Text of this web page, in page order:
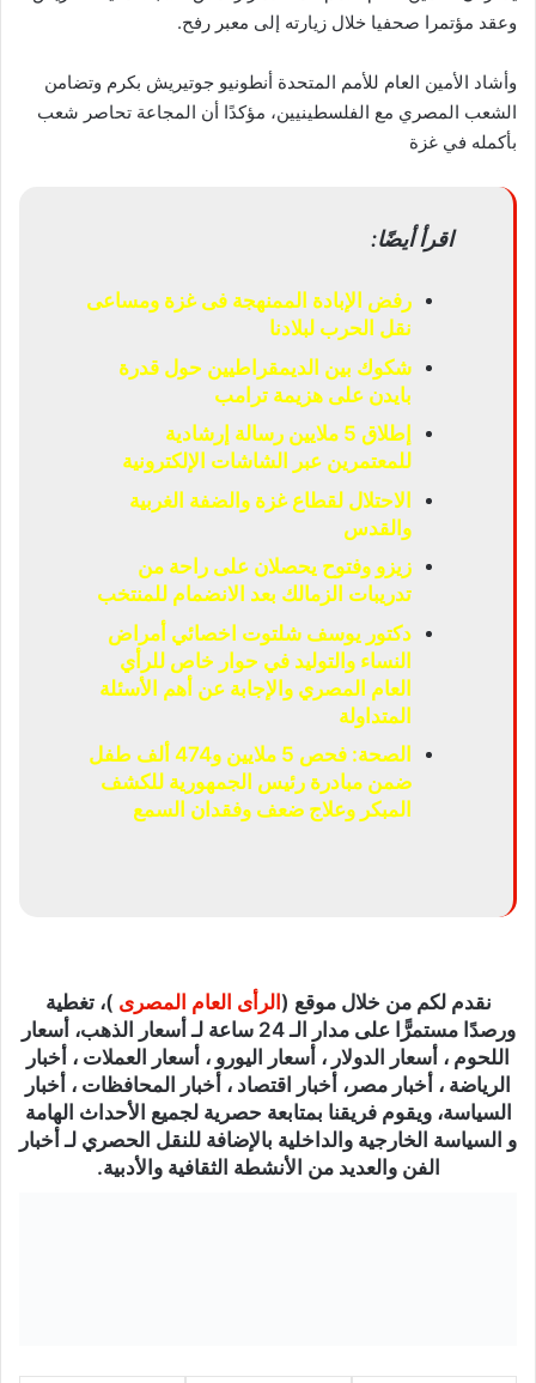
وعقد مؤتمرا صحفيا خلال زيارته إلى معبر رفح.
وأشاد الأمين العام للأمم المتحدة أنطونيو جوتيريش بكرم وتضامن
الشعب المصري مع الفلسطينيين، مؤكدًا أن المجاعة تحاصر شعب
بأكمله في غزة
اقرأ أيضًا:
رفض الإبادة الممنهجة فى غزة ومساعى
نقل الحرب لبلادنا
شكوك بين الديمقراطيين حول قدرة
بايدن على هزيمة ترامب
إطلاق 5 ملايين رسالة إرشادية
للمعتمرين عبر الشاشات الإلكترونية
الاحتلال لقطاع غزة والضفة الغربية
والقدس
زيزو وفتوح يحصلان على راحة من
تدريبات الزمالك بعد الانضمام للمنتخب
دكتور يوسف شلتوت اخصائي أمراض
النساء والتوليد في حوار خاص للرأي
العام المصري والإجابة عن أهم الأسئلة
المتداولة
الصحة: فحص 5 ملايين و474 ألف طفل
ضمن مبادرة رئيس الجمهورية للكشف
المبكر وعلاج ضعف وفقدان السمع
نقدم لكم من خلال موقع ( الرأى العام المصرى )، تغطية
ورصدًا مستمرًّا على مدار الـ 24 ساعة لـ أسعار الذهب، أسعار
اللحوم ، أسعار الدولار ، أسعار اليورو ، أسعار العملات ، أخبار
الرياضة ، أخبار مصر، أخبار اقتصاد ، أخبار المحافظات ، أخبار
السياسة، ويقوم فريقنا بمتابعة حصرية لجميع الأحداث الهامة
و السياسة الخارجية والداخلية بالإضافة للنقل الحصري لـ أخبار
الفن والعديد من الأنشطة الثقافية والأدبية.